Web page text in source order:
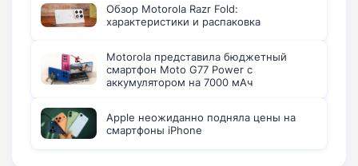
Обзор Motorola Razr Fold:
характеристики и распаковка
Motorola представила бюджетный
смартфон Moto G77 Power с
аккумулятором на 7000 мАч
Apple неожиданно подняла цены на
смартфоны iPhone